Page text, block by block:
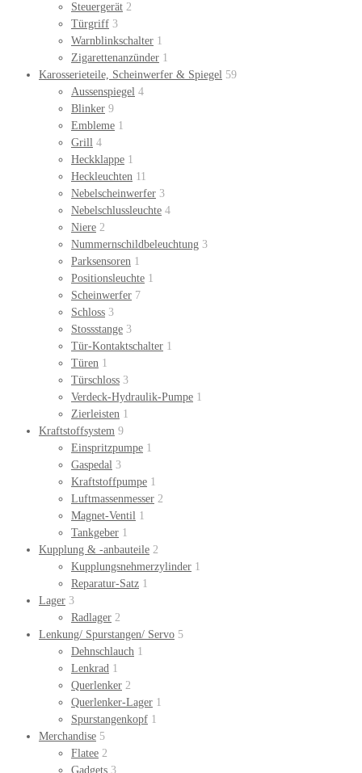
Steuergerät 2
Türgriff 3
Warnblinkschalter 1
Zigarettenanzünder 1
Karosserieteile, Scheinwerfer & Spiegel 59
Aussenspiegel 4
Blinker 9
Embleme 1
Grill 4
Heckklappe 1
Heckleuchten 11
Nebelscheinwerfer 3
Nebelschlussleuchte 4
Niere 2
Nummernschildbeleuchtung 3
Parksensoren 1
Positionsleuchte 1
Scheinwerfer 7
Schloss 3
Stossstange 3
Tür-Kontaktschalter 1
Türen 1
Türschloss 3
Verdeck-Hydraulik-Pumpe 1
Zierleisten 1
Kraftstoffsystem 9
Einspritzpumpe 1
Gaspedal 3
Kraftstoffpumpe 1
Luftmassenmesser 2
Magnet-Ventil 1
Tankgeber 1
Kupplung & -anbauteile 2
Kupplungsnehmerzylinder 1
Reparatur-Satz 1
Lager 3
Radlager 2
Lenkung/ Spurstangen/ Servo 5
Dehnschlauch 1
Lenkrad 1
Querlenker 2
Querlenker-Lager 1
Spurstangenkopf 1
Merchandise 5
Flatee 2
Gadgets 3